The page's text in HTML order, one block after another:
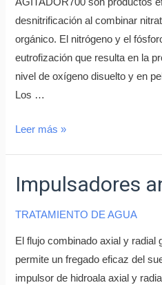
desnitrificación al combinar
orgánico. El nitrógeno y el
eutrofización que resulta en la
nivel de oxígeno disuelto y en
Los …
Leer más »
Impulsadores
TRATAMIENTO DE AGUA
El flujo combinado axial y radial
permite un fregado eficaz del
impulsor de hidroala axial y